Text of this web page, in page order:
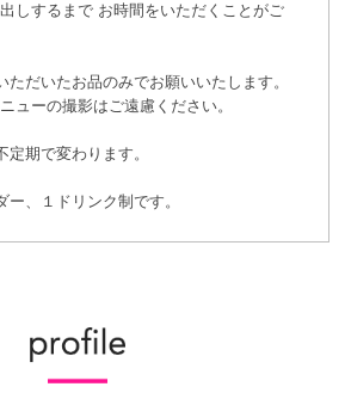
しするまで お時間をいただくことがご
ただいたお品のみでお願いいたします。
ューの撮影はご遠慮ください。
期で変わります。
、１ドリンク制です。